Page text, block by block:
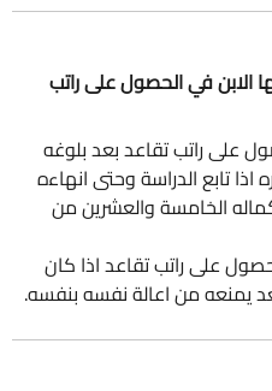
الابن في الحصول على راتب
على راتب تقاعد بعد بلوغه
تابع الدراسة وحتى انهاءه
الخامسة والعشرين من
على راتب تقاعد اذا كان
من اعالة نفسه بنفسه.